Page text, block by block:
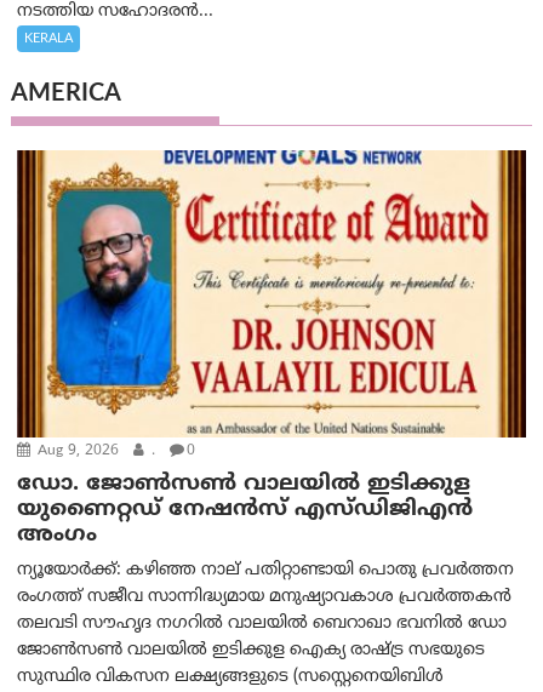
നടത്തിയ സഹോദരന്‍...
KERALA
AMERICA
Aug 9, 2026 . 0
ഡോ. ജോൺസൺ വാലയിൽ ഇടിക്കുള
യുണൈറ്റഡ് നേഷൻസ് എസ്ഡിജിഎൻ
അംഗം
ന്യൂയോര്‍ക്ക്: കഴിഞ്ഞ നാല് പതിറ്റാണ്ടായി പൊതു പ്രവർത്തന
രംഗത്ത് സജീവ സാന്നിദ്ധ്യമായ മനുഷ്യാവകാശ പ്രവർത്തകൻ
തലവടി സൗഹൃദ നഗറിൽ വാലയിൽ ബെറാഖാ ഭവനിൽ ഡോ
ജോൺസൺ വാലയിൽ ഇടിക്കുള ഐക്യ രാഷ്ട്ര സഭയുടെ
സുസ്ഥിര വികസന ലക്ഷ്യങ്ങളുടെ (സസ്റ്റെനെയിബിൾ